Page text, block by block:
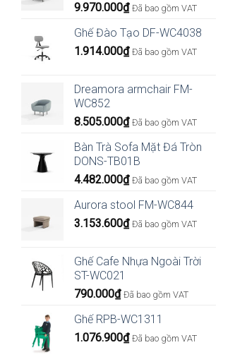
9.970.000₫ Đã bao gồm VAT
Ghế Đào Tạo DF-WC4038
1.914.000₫ Đã bao gồm VAT
Dreamora armchair FM-
WC852
8.505.000₫ Đã bao gồm VAT
Bàn Trà Sofa Mặt Đá Tròn
DONS-TB01B
4.482.000₫ Đã bao gồm VAT
Aurora stool FM-WC844
3.153.600₫ Đã bao gồm VAT
Ghế Cafe Nhựa Ngoài Trời
ST-WC021
790.000₫ Đã bao gồm VAT
Ghế RPB-WC1311
1.076.900₫ Đã bao gồm VAT